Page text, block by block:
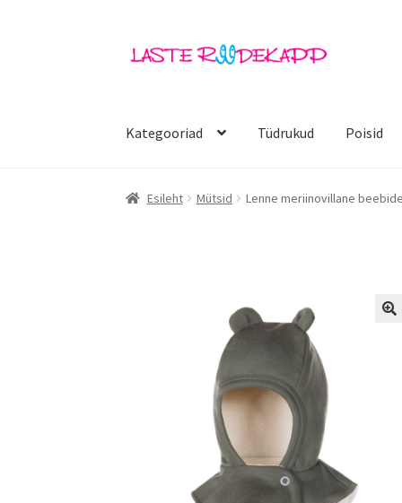
Liigu
navigeerimisele
Liigu
Kategooriad Tüdrukud Poisid
Esileht Mütsid Lenne meriinovillane